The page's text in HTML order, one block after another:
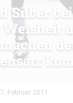
Silber
Weisheit
Februar 2011